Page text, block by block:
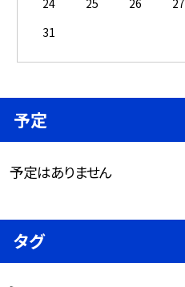
31
予定
予定はありません
タグ